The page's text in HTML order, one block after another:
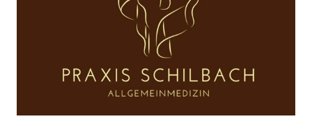
Gastronomie & Übernachtung